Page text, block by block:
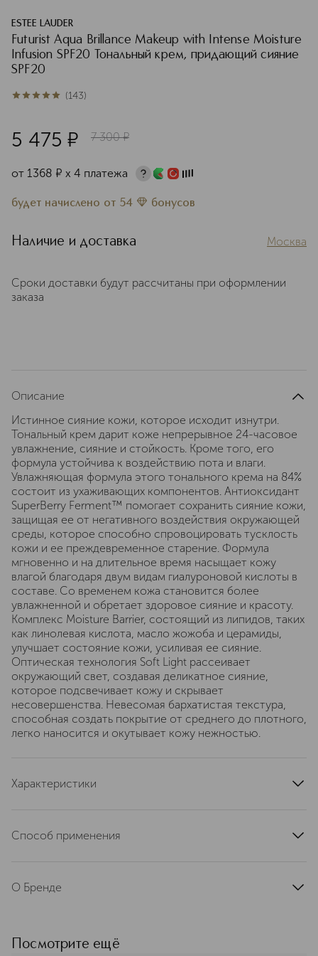
ESTEE LAUDER
Futurist Aqua Brillance Makeup with Intense Moisture
Infusion SPF20 Тональный крем, придающий сияние
SPF20
5из 5143 (143)
5 475 ¤ 7 300 ¤
от 1368 ¤ х 4 платежа
будет начислено от 54 бонусов
Наличие и доставка Москва
Сроки доставки будут рассчитаны при оформлении
заказа
Описание
Истинное сияние кожи, которое исходит изнутри.
Тональный крем дарит коже непрерывное 24-часовое
увлажнение, сияние и стойкость. Кроме того, его
формула устойчива к воздействию пота и влаги.
Увлажняющая формула этого тонального крема на 84%
состоит из ухаживающих компонентов. Антиоксидант
SuperBerry Ferment™ помогает сохранить сияние кожи,
защищая ее от негативного воздействия окружающей
среды, которое способно спровоцировать тусклость
кожи и ее преждевременное старение. Формула
мгновенно и на длительное время насыщает кожу
влагой благодаря двум видам гиалуроновой кислоты в
составе. Со временем кожа становится более
увлажненной и обретает здоровое сияние и красоту.
Комплекс Moisture Barrier, состоящий из липидов, таких
как линолевая кислота, масло жожоба и церамиды,
улучшает состояние кожи, усиливая ее сияние.
Оптическая технология Soft Light рассеивает
окружающий свет, создавая деликатное сияние,
которое подсвечивает кожу и скрывает
несовершенства. Невесомая бархатистая текстура,
способная создать покрытие от среднего до плотного,
легко наносится и окутывает кожу нежностью.
Характеристики
Способ применения
спонжем или пальцами по направлению от центра лица
О Бренде
США в 1946 году. Свое название
Посмотрите ещё